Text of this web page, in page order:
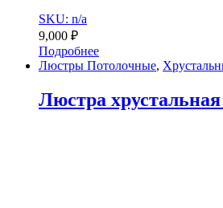
SKU: n/a
9,000 ₽
Подробнее
Люстры Потолочные,
Люстра хрустальная